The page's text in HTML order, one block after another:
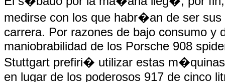
medirse con los que habr�an de ser sus
carrera. Por razones de bajo consumo y
maniobrabilidad de los Porsche 908
Stuttgart prefiri� utilizar estas
en lugar de los poderosos 917 de cinco